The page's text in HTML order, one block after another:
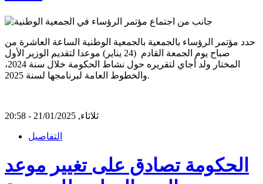
حدد مؤتمر الرؤساء بالجمعية بالجمعية الوطنية الساعة العاشرة من
صباح يوم الجمعة القادم (24 يناير) موعدا لتقديم الوزير الأول
المختار ولد أجاي لتقريره حول نشاط الحكومة خلال سنة 2024،
والخطوط العامة لبرنامجها لسنة 2025.
ثلاثاء, 21/01/2025 - 20:58
التفاصيل
الحكومة تصادق على تغيير موعد